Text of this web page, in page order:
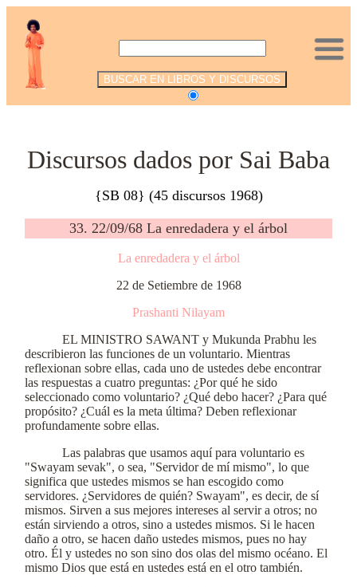
Discursos dados por Sai Baba
{SB 08} (45 discursos 1968)
33. 22/09/68 La enredadera y el árbol
La enredadera y el árbol
22 de Setiembre de 1968
Prashanti Nilayam
EL MINISTRO SAWANT y Mukunda Prabhu les
describieron las funciones de un voluntario. Mientras
reflexionan sobre ellas, cada uno de ustedes debe encontrar
las respuestas a cuatro preguntas: ¿Por qué he sido
seleccionado como voluntario? ¿Qué debo hacer? ¿Para qué
propósito? ¿Cuál es la meta última? Deben reflexionar
profundamente sobre ellas.
Las palabras que usamos aquí para voluntario es
"Swayam sevak", o sea, "Servidor de mí mismo", lo que
significa que ustedes mismos se han escogido como
servidores. ¿Servidores de quién? Swayam", es decir, de sí
mismos. Sirven a sus mejores intereses al servir a otros; no
están sirviendo a otros, sino a ustedes mismos. Si le hacen
daño a otro, se hacen daño ustedes mismos, pues no hay
otro. Él y ustedes no son sino dos olas del mismo océano. El
mismo Dios que está en ustedes está en el otro también.